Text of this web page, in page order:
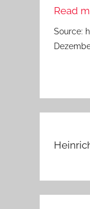
Read
Source: